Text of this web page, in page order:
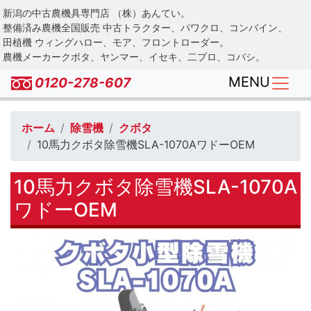
Skip
to
main
content
新潟の中古農機具専門店 （株）あんてい。
整備済み農機全国販売 中古トラクター、パワクロ、コンバイン、
田植機 ウィングハロー、モア、フロントローダー。
農機メーカークボタ、ヤンマー、イセキ、二プロ、コバシ。
0120-278-607 MENU
ホーム 除雪機
クボタ
10馬力クボタ除雪機SLA-1070AワドーOEM
10馬力クボタ除雪機SLA-1070A
ワドーOEM